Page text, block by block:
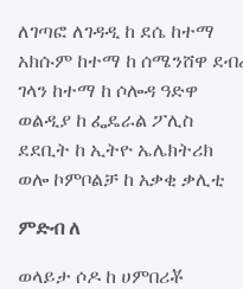
ለገጣፎ ለገዳዲ ከ ደሴ ከተማ
አክሱም ከተማ ከ ሰሜንሸዋ
ገላን ከተማ ከ ሶሎዳ ዓድዋ
ወልዲያ ከ ፌዴራል ፖሊስ
ደደቢት ከ ኢትዮ ኤሌክትሪክ
ወሎ ኮምቦልቻ ከ አቃቂ ቃሊቲ
ምድብ ለ
ወላይታ ሶዶ ከ ሀምበሪቾ